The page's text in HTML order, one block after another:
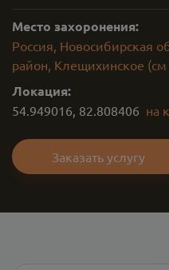
Место захоронения:
Россия, Новосибирская
район, Клещихинское (см
Локация:
54.949016, 82.808406 на
Заказать услугу